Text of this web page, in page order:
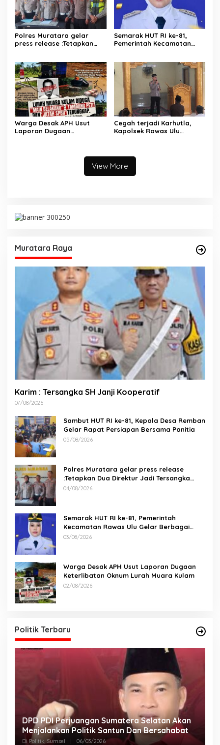
Polres Muratara gelar
press release :Tetapkan
Maut antara Bus ALS dan
Tangki BBM Tewaskan 19
Orang
Semarak HUT RI ke-81,
Pemerintah Kecamatan
Warga Desak APH Usut
Laporan Dugaan
Cegah terjadi Karhutla,
Kapolsek Rawas Ulu
View More
Muratara Raya
Karim : Tersangka SH Janji Kooperatif
07/08/2026
Sambut HUT RI ke-81, Kepala Desa Remban
Gelar Rapat Persiapan Bersama Panitia
05/08/2026
Polres Muratara gelar press release
:Tetapkan Dua Direktur Jadi Tersangka
Kecelakaan Maut antara Bus ALS dan
04/08/2026
Semarak HUT RI ke-81, Pemerintah
Kecamatan Rawas Ulu Gelar Berbagai
Lomba
03/08/2026
Warga Desak APH Usut Laporan Dugaan
Keterlibatan Oknum Lurah Muara Kulam
02/08/2026
Politik Terbaru
DPD PDI Perjuangan Sumatera Selatan Akan
Menjalankan Politik Santun Dan Bersahabat
Di Politik, Sumsel | 06/03/2026